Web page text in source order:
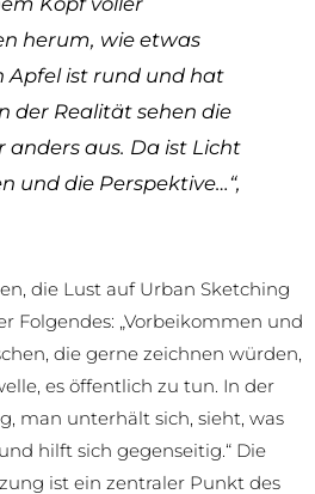
herum, wie etwas
Apfel ist rund und hat
der Realität sehen die
anders aus. Da ist Licht
und die Perspektive…“,
die Lust auf Urban Sketching
Folgendes: „Vorbeikommen und
die gerne zeichnen würden,
es öffentlich zu tun. In der
man unterhält sich, sieht, was
hilft sich gegenseitig.“ Die
ist ein zentraler Punkt des